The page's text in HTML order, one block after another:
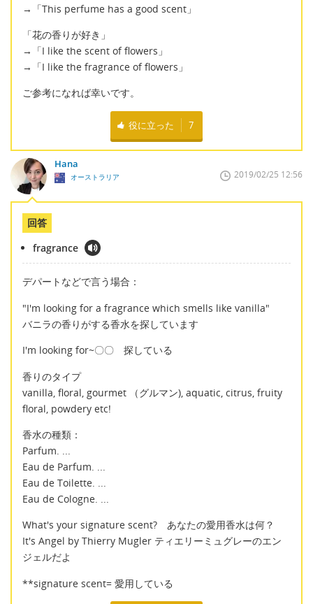
→「This perfume has a good scent」
「花の香りが好き」
→「I like the scent of flowers」
→「I like the fragrance of flowers」
ご参考になれば幸いです。
役に立った 7
Hana
オーストラリア 2019/02/25 12:56
回答
fragrance
デパートなどで言う場合：
"I'm looking for a fragrance which smells like vanilla"
バニラの香りがする香水を探しています
I'm looking for~〇〇 探している
香りのタイプ
vanilla, floral, gourmet （グルマン), aquatic, citrus, fruity
floral, powdery etc!
香水の種類：
Parfum. ...
Eau de Parfum. ...
Eau de Toilette. ...
Eau de Cologne. ...
What's your signature scent? あなたの愛用香水は何？
It's Angel by Thierry Mugler ティエリーミュグレーのエン
ジェルだよ
**signature scent= 愛用している